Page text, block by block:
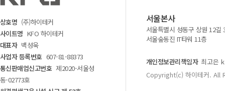
상호명 (주)하이테커
사이트명 KFO 하이테커
대표자 백성욱
사업자 등록번호 607-81-88373
통신판매업신고번호 제2020-서울성
동-02773호
서울본사
서울특별시 성동구 상원 12길
서울숲동진 IT타워 11층
개인정보관리책임자 최고은
Copyright(c) 하이테커.